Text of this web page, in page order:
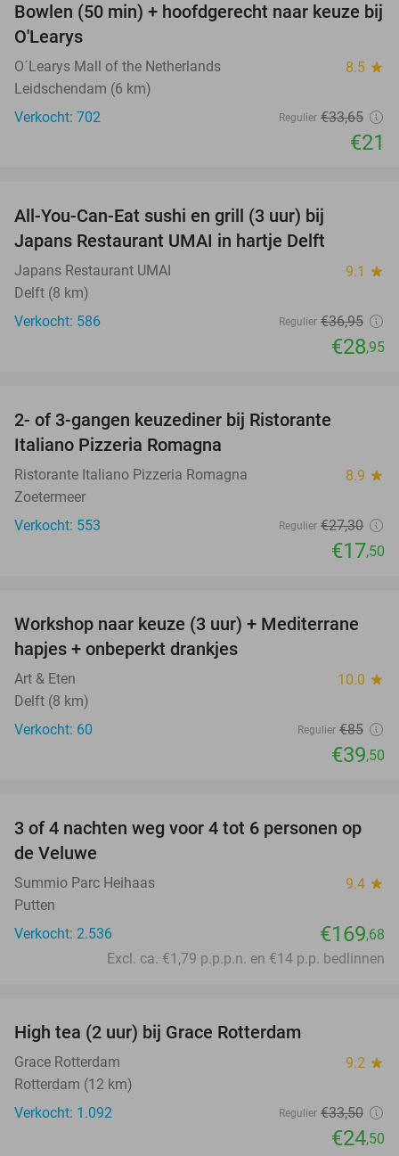
38%
Bowlen (50 min) + hoofdgerecht naar keuze bij
O'Learys
O´Learys Mall of the Netherlands 8.5 star
Leidschendam (6 km)
Verkocht: 702
Regulier €33,65
€21
All-You-Can-Eat sushi en grill (3 uur) bij
Japans Restaurant UMAI in hartje Delft
Japans Restaurant UMAI 9.1 star
Delft (8 km)
Verkocht: 586
Regulier €36,95
€28,95
2- of 3-gangen keuzediner bij Ristorante
Italiano Pizzeria Romagna
Ristorante Italiano Pizzeria Romagna 8.9 star
Zoetermeer
Verkocht: 553
Regulier €27,30
€17,50
54%
Workshop naar keuze (3 uur) + Mediterrane
hapjes + onbeperkt drankjes
Art & Eten 10.0 star
Delft (8 km)
Verkocht: 60
Regulier €85
€39,50
3 of 4 nachten weg voor 4 tot 6 personen op
de Veluwe
Summio Parc Heihaas 9.4 star
Putten
Verkocht: 2.536
€169,68
Excl. ca. €1,79 p.p.p.n. en €14 p.p. bedlinnen
High tea (2 uur) bij Grace Rotterdam
Grace Rotterdam 9.2 star
Rotterdam (12 km)
Verkocht: 1.092
Regulier €33,50
€24,50